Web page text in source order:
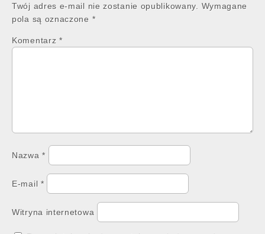
Twój adres e-mail nie zostanie opublikowany.
Wymagane
pola są oznaczone *
Komentarz *
Nazwa*
E-mail *
Witryna internetowa